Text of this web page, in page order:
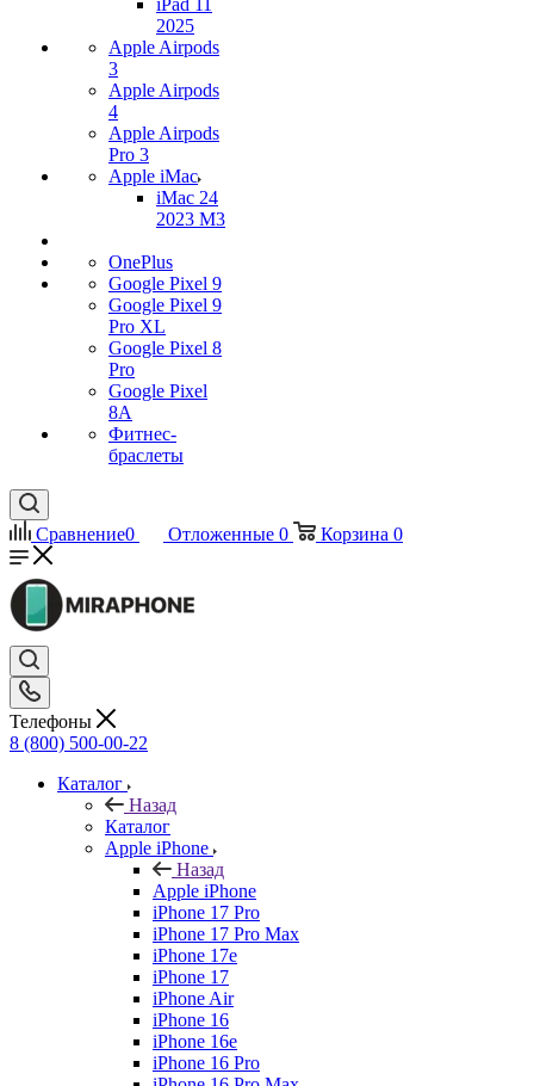
iPad 11
2025
Apple Airpods
3
Apple Airpods
4
Apple Airpods
Pro 3
Apple iMac
iMac 24
2023 M3
OnePlus
Google Pixel 9
Google Pixel 9
Pro XL
Google Pixel 8
Pro
Google Pixel
8A
Фитнес-
браслеты
Сравнение0 Отложенные 0 Корзина 0
Телефоны
8 (800) 500-00-22
Каталог
Назад
Каталог
Apple iPhone
Назад
Apple iPhone
iPhone 17 Pro
iPhone 17 Pro Max
iPhone 17e
iPhone 17
iPhone Air
iPhone 16
iPhone 16e
iPhone 16 Pro